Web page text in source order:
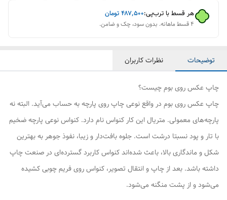
هر قسط با ترب‌پی:۴۸۷٬۵۰۰تومان
۴ قسط ماهانه. بدون سود، چک و ضامن.
توضیحات نظرات کاربران
چاپ عکس روی بوم چیست؟
چاپ عکس روی بوم در واقع نوعی چاپ روی پارچه به حساب می‌آید. البته نه
پارچه‌های معمولی. متریال این کار کنواس نام دارد. کنواس نوعی پارچه ضخیم
با تار و پود نسبتا درشت است. جلوه بافت‌دار و زیبا، نفوذ جوهر به بهترین
شکل و ماندگاری بالا، باعث شده‌اند کنواس کاربرد گسترده‌ای در صنعت چاپ
داشته باشد. بعد از چاپ و انتقال تصویر، کنواس روی فریم چوبی کشیده
می‌شود و از پشت منگنه می‌شود.